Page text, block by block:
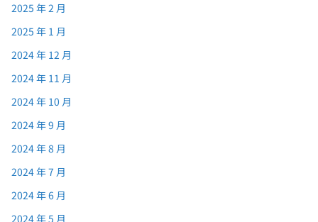
2025 年 2 月
2025 年 1 月
2024 年 12 月
2024 年 11 月
2024 年 10 月
2024 年 9 月
2024 年 8 月
2024 年 7 月
2024 年 6 月
2024 年 5 月